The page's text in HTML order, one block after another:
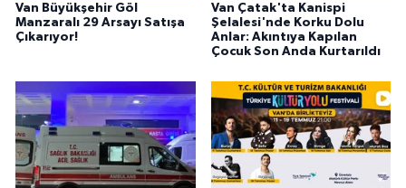
Van Büyükşehir Göl
Manzaralı 29 Arsayı Satışa
Çıkarıyor!
Van Çatak'ta Kanispi
Şelalesi'nde Korku Dolu
Anlar: Akıntıya Kapılan
Çocuk Son Anda Kurtarıldı